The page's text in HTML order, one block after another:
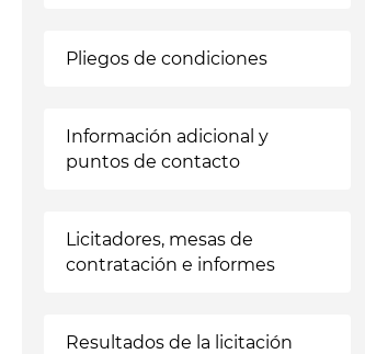
Pliegos de condiciones
Información adicional y
puntos de contacto
Licitadores, mesas de
contratación e informes
Resultados de la licitación